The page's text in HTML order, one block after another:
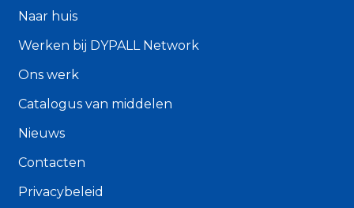
Naar huis
Werken bij DYPALL Network
Ons werk
Catalogus van middelen
Nieuws
Contacten
Privacybeleid